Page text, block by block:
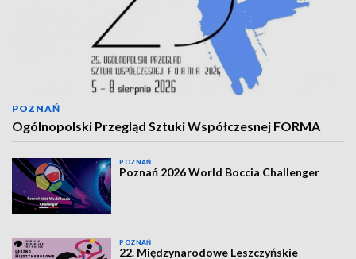
POZNAŃ
Ogólnopolski Przegląd Sztuki Współczesnej FORMA
POZNAŃ
Poznań 2026 World Boccia Challenger
POZNAŃ
22. Międzynarodowe Leszczyńskie